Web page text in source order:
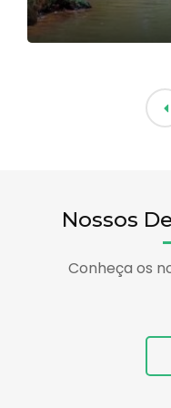
Nossos
Conheça os